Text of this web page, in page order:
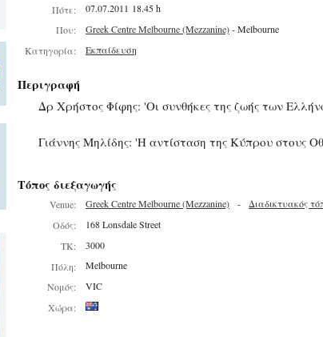
Πότε:
07.07.2011 18.45 h
Που:
Greek Centre Melbourne (Mezzanine)- Melbourne
Κατηγορία:
Εκπαίδευση
Περιγραφή
Δρ Χρήστος Φίφης: 'Οι συνθήκες της ζωής των
Γιάννης Μηλίδης: 'Η αντίσταση της Κύπρου στους
Τόπος διεξαγωγής
Venue: Greek Centre Melbourne (Mezzanine) - Διαδικτυακός
Οδός:
168 Lonsdale Street
ΤΚ:
3000
Πόλη:
Melbourne
Νομός:
VIC
Χώρα: